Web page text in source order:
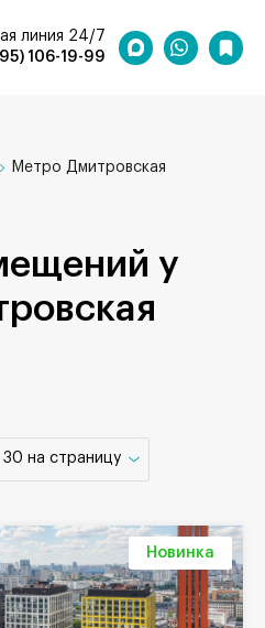
106-19-99
линия 24/7
Метро Дмитровская
у
30 на страницу
Новинка